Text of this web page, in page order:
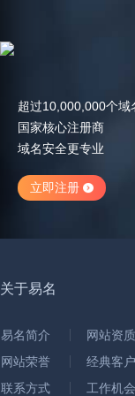
超过10,000,000个域
国家核心注册商
域名安全更专业
立即注册
关于易名
易名简介
网站资质
网站荣誉
经典客户
联系方式
工作机会